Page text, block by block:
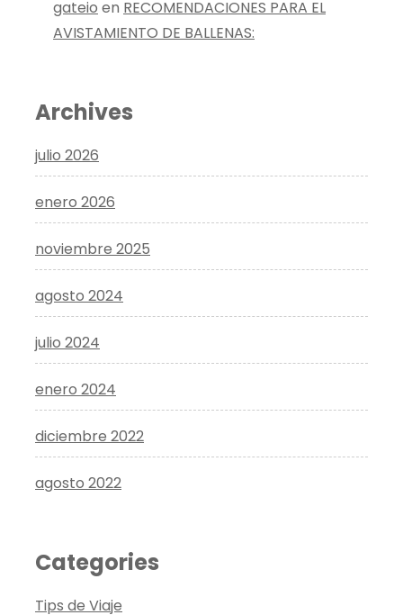
gateio en RECOMENDACIONES PARA EL
AVISTAMIENTO DE BALLENAS:
Archives
julio 2026
enero 2026
noviembre 2025
agosto 2024
julio 2024
enero 2024
diciembre 2022
agosto 2022
Categories
Tips de Viaje